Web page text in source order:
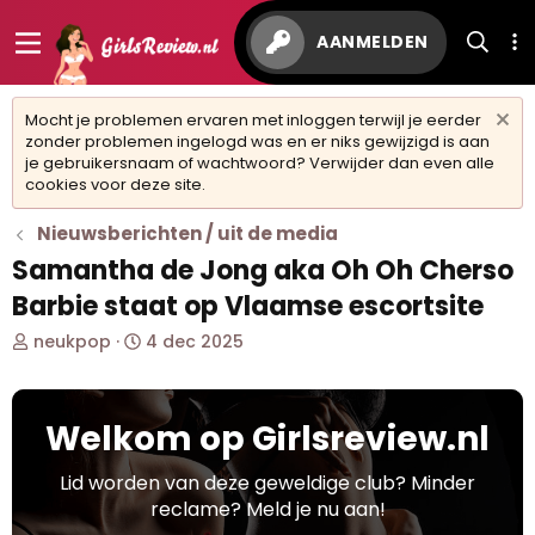
AANMELDEN
Mocht je problemen ervaren met inloggen terwijl je eerder
zonder problemen ingelogd was en er niks gewijzigd is aan
je gebruikersnaam of wachtwoord? Verwijder dan even alle
cookies voor deze site.
Nieuwsberichten / uit de media
Samantha de Jong aka Oh Oh Cherso
Barbie staat op Vlaamse escortsite
O
d
p
neukpop
S
a
r
t
d
a
u
4 dec 2025
Welkom op Girlsreview.nl
Lid worden van deze geweldige club? Minder
reclame? Meld je nu aan!